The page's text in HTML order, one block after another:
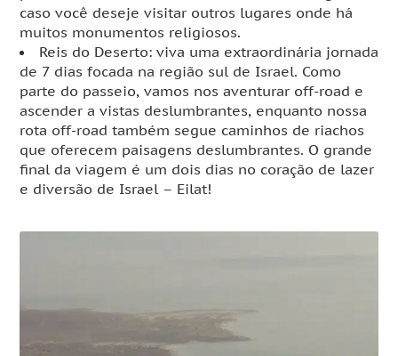
caso você deseje visitar outros lugares onde há
muitos monumentos religiosos.
Reis do Deserto: viva uma extraordinária jornada
de 7 dias focada na região sul de Israel. Como
parte do passeio, vamos nos aventurar off-road e
ascender a vistas deslumbrantes, enquanto nossa
rota off-road também segue caminhos de riachos
que oferecem paisagens deslumbrantes. O grande
final da viagem é um dois dias no coração de lazer
e diversão de Israel – Eilat!